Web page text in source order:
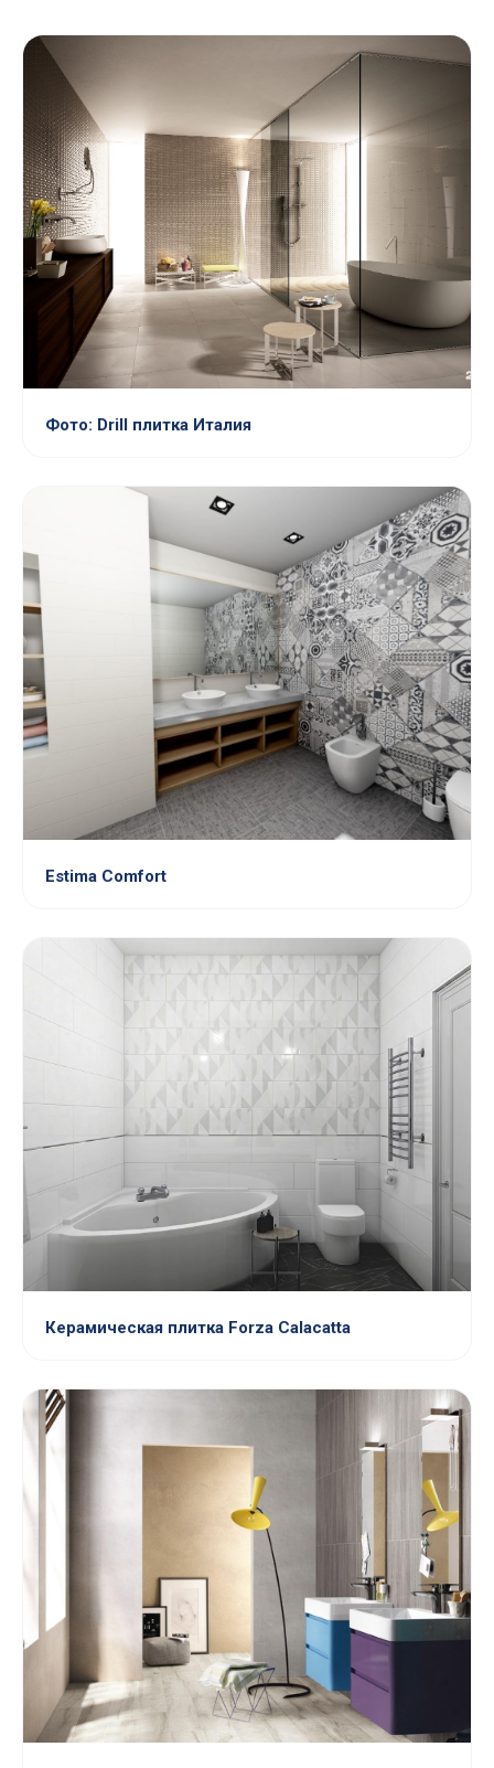
Фото: Drill плитка Италия
Estima Comfort
Керамическая плитка Forza Calacatta